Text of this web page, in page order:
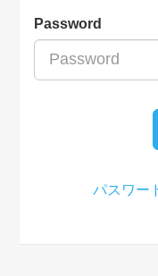
Password
パスワー